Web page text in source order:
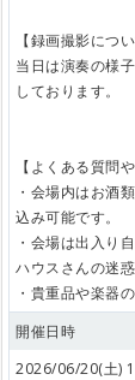
【録画撮影につい
当日は演奏の様
しております。
【よくある質問
・会場内はお酒
込み可能です。
・会場は出入り
ハウスさんの迷
・貴重品や楽器
開催日時
2026/06/20(土)